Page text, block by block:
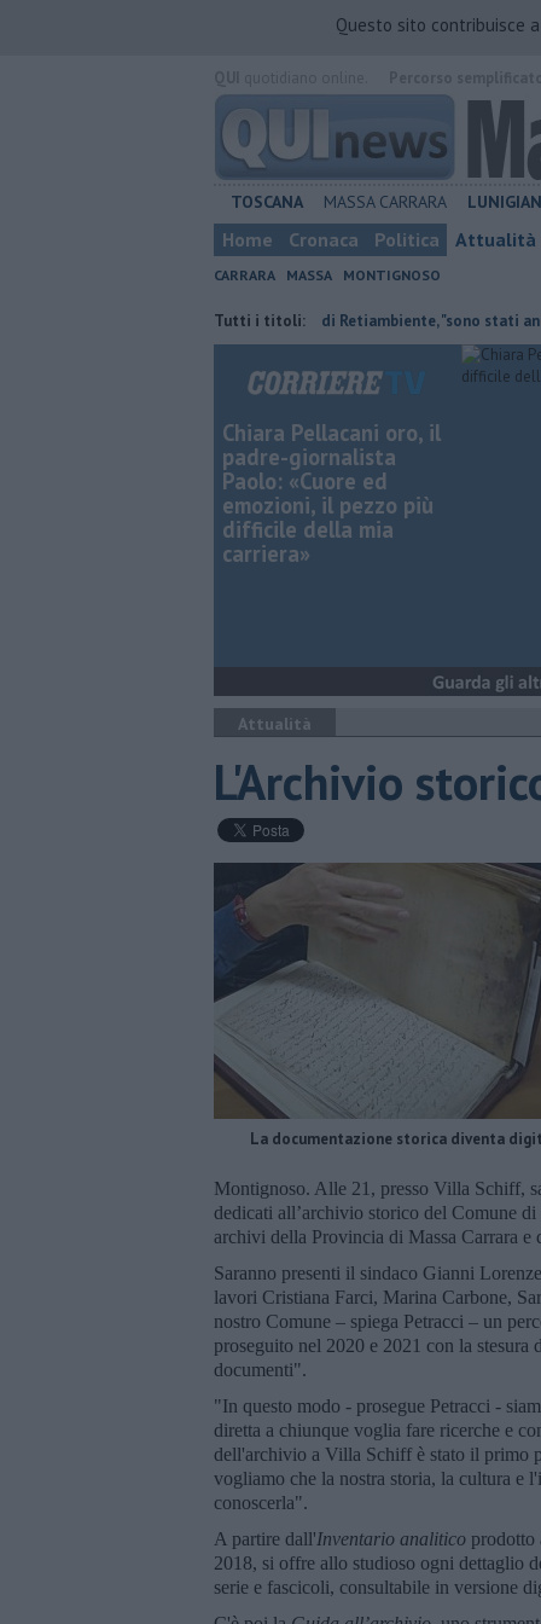
Questo sito contribuisce
TOSCANA MASSA CARRARA
Home Cronaca Politica Attualità
CARRARA MASSA MONTIGNOSO
Tutti i titoli:
Il saluto del presidente di Retiambiente, "sono stati anni
Chiara Pellacani oro, il
padre-giornalista
Paolo: «Cuore ed
emozioni, il pezzo più
difficile della mia
carriera»
Attualità
L'Archivio
La documentazione storica diventa
Montignoso. Alle 21, presso Villa Schiff,
dedicati all’archivio storico del Comune
archivi della Provincia di Massa Carrara e
Saranno presenti il sindaco Gianni
lavori Cristiana Farci, Marina Carbone,
nostro Comune – spiega Petracci – un
proseguito nel 2020 e 2021 con la
documenti".
"In questo modo - prosegue Petracci -
diretta a chiunque voglia fare ricerche e
dell'archivio a Villa Schiff è stato il primo
vogliamo che la nostra storia, la cultura e
conoscerla".
A partire dall'Inventario analitico prodotto
2018, si offre allo studioso ogni dettaglio
serie e fascicoli, consultabile in versione